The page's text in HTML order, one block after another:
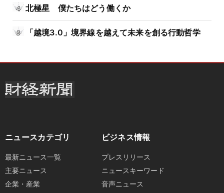
北極星 僕たちはどう働くか
「越境3.0」境界線を越えて未来を創る行動哲学
ニュースカテゴリ
最新ニュース一覧
主要ニュース
企業・産業
ビジネス情報
プレスリリース
ニュースキーワード
音声ニュース